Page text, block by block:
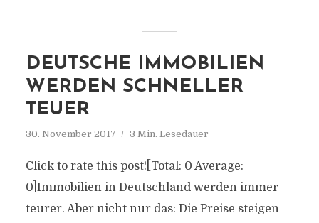
DEUTSCHE IMMOBILIEN
WERDEN SCHNELLER
TEUER
30. November 2017 3 Min. Lesedauer
Click to rate this post![Total: 0 Average:
0]Immobilien in Deutschland werden immer
teurer. Aber nicht nur das: Die Preise steigen